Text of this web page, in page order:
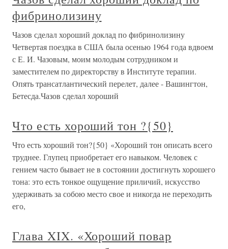
фибринолизину
Чазов сделал хороший доклад по фибринолизину
Четвертая поездка в США была осенью 1964 года вдвоем
с Е. И. Чазовым, моим молодым сотрудником и
заместителем по директорству в Институте терапии.
Опять трансатлантический перелет, далее - Вашингтон,
Бетесда.Чазов сделал хороший
Что есть хороший тон ?{50}
Что есть хороший тон?{50} «Хороший тон описать всего
труднее. Глупец приобретает его навыком. Человек с
гением часто бывает не в состоянии достигнуть хорошего
тона: это есть тонкое ощущение приличий, искусство
удерживать за собою место свое и никогда не переходить
его,
Глава XIX. «Хороший повар